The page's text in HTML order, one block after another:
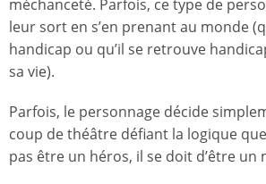
méchanceté. Parfois, ce type de
leur sort en s’en prenant au monde
handicap ou qu’il se retrouve
sa vie).
Parfois, le personnage décide
coup de théâtre défiant la logique
pas être un héros, il se doit d’être un